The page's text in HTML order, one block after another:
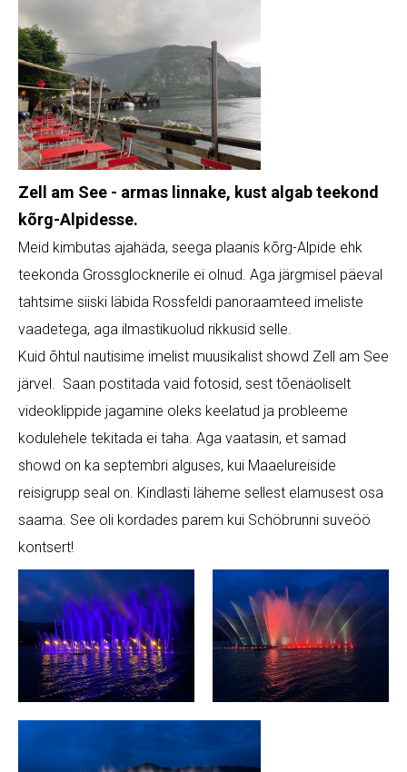
Zell am See - armas linnake, kust algab teekond
kõrg-Alpidesse.
Meid kimbutas ajahäda, seega plaanis kõrg-Alpide ehk
teekonda Grossglocknerile ei olnud. Aga järgmisel päeval
tahtsime siiski läbida Rossfeldi panoraamteed imeliste
vaadetega, aga ilmastikuolud rikkusid selle.
Kuid õhtul nautisime imelist muusikalist showd Zell am See
järvel. Saan postitada vaid fotosid, sest tõenäoliselt
videoklippide jagamine oleks keelatud ja probleeme
kodulehele tekitada ei taha. Aga vaatasin, et samad
showd on ka septembri alguses, kui Maaelureiside
reisigrupp seal on. Kindlasti läheme sellest elamusest osa
saama. See oli kordades parem kui Schöbrunni suveöö
kontsert!